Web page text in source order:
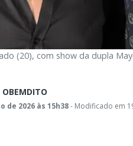
(20), com show da dupla
de 2026 às 15h38- Modificado em